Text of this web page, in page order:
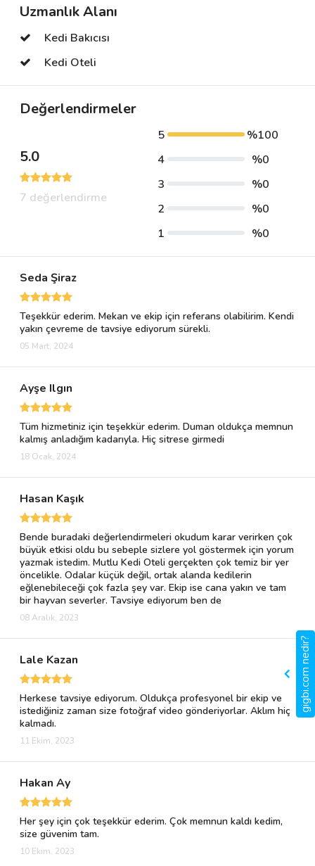
Uzmanlık Alanı
Kedi Bakıcısı
Kedi Oteli
Değerlendirmeler
5.0
7 değerlendirme
5
%100
4
%0
3
%0
2
%0
1
%0
Seda Şiraz
Teşekkür ederim. Mekan ve ekip için referans olabilirim. Kendi
yakın çevreme de tavsiye ediyorum sürekli.
05 Mart, 2024
Ayşe Ilgın
Tüm hizmetiniz için teşekkür ederim. Duman oldukça memnun
kalmış anladığım kadarıyla. Hiç sitrese girmedi
18 Ocak, 2024
Hasan Kaşık
Bende buradaki değerlendirmeleri okudum karar verirken çok
büyük etkisi oldu bu sebeple sizlere yol göstermek için yorum
yazmak istedim. Mutlu Kedi Oteli gerçekten çok temiz bir yer
öncelikle. Odalar küçük değil, ortak alanda kedilerin
eğlenebileceği çok fazla şey var. Ekip ise cana yakın ve tam
bir hayvan severler. Tavsiye ediyorum ben de
08 Aralık, 2023
Lale Kazan
Herkese tavsiye ediyorum. Oldukça profesyonel bir ekip ve
istediğiniz zaman size fotoğraf video gönderiyorlar. Aklım hiç
kalmadı.
11 Ekim, 2023
Hakan Ay
Her şey için çok teşekkür ederim. Çok memnun kaldı kedim,
size güvenim tam.
10 Ekim, 2023
gigbi.com nedir?